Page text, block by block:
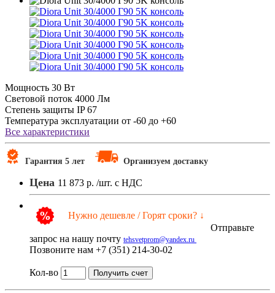
Мощность 30 Вт
Световой поток 4000 Лм
Степень защиты IP 67
Температура эксплуатации от -60 до +60
Все характеристики
Гарантия 5 лет Организуем доставку
Цена 11 873 р. /шт. с НДС
Нужно дешевле / Горят сроки? ↓
Отправьте
запрос на нашу почту tehsvetprom@yandex.ru
Позвоните нам +7 (351) 214-30-02
Кол-во Получить счет